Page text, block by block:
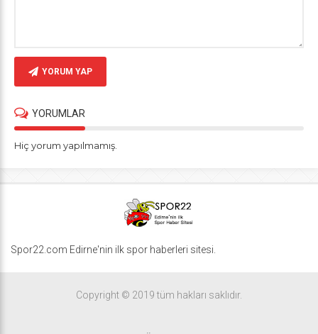
YORUM YAP
YORUMLAR
Hiç yorum yapılmamış.
Spor22.com Edirne'nin ilk spor haberleri sitesi.
Copyright © 2019 tüm hakları saklıdır.